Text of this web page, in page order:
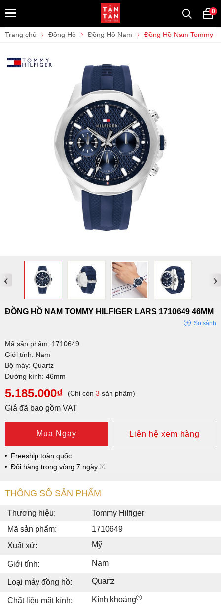
0
Trang chủ Đồng Hồ Đồng Hồ Nam Đồng Hồ Nam Tommy
‹ ›
ĐỒNG HỒ NAM TOMMY HILFIGER LARS 1710649 46MM
So sánh
Mã sản phẩm: 1710649
Giới tính: Nam
Bộ máy: Quartz
Đường kính: 46mm
5.185.000₫ (Chỉ còn 3 sản phẩm)
Giá đã bao gồm VAT
Mua Ngay Liên hệ xem hàng
Freeship toàn quốc
Đổi hàng trong vòng 7 ngày
THÔNG SỐ SẢN PHẨM
Thương hiệu:
Tommy Hilfiger
Mã sản phẩm:
1710649
Xuất xứ:
Mỹ
Giới tính: Nam
Loại máy đồng hồ: Quartz
Chất liệu mặt kính: Kính khoáng